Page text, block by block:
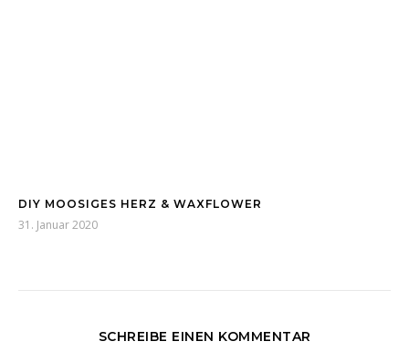
DIY MOOSIGES HERZ & WAXFLOWER
31. Januar 2020
SCHREIBE EINEN KOMMENTAR